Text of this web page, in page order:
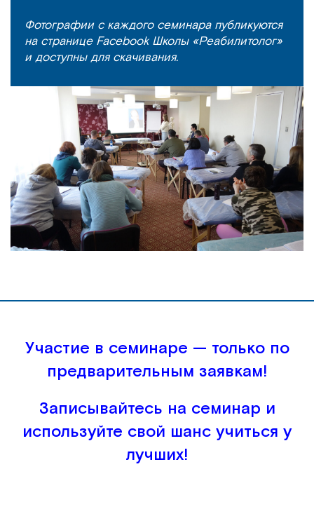
Фотографии с каждого семинара публикуются
на странице Facebook Школы «Реабилитолог»
и доступны для скачивания.
Участие в семинаре — только по
предварительным заявкам!
Записывайтесь на семинар и
используйте свой шанс учиться у
лучших!